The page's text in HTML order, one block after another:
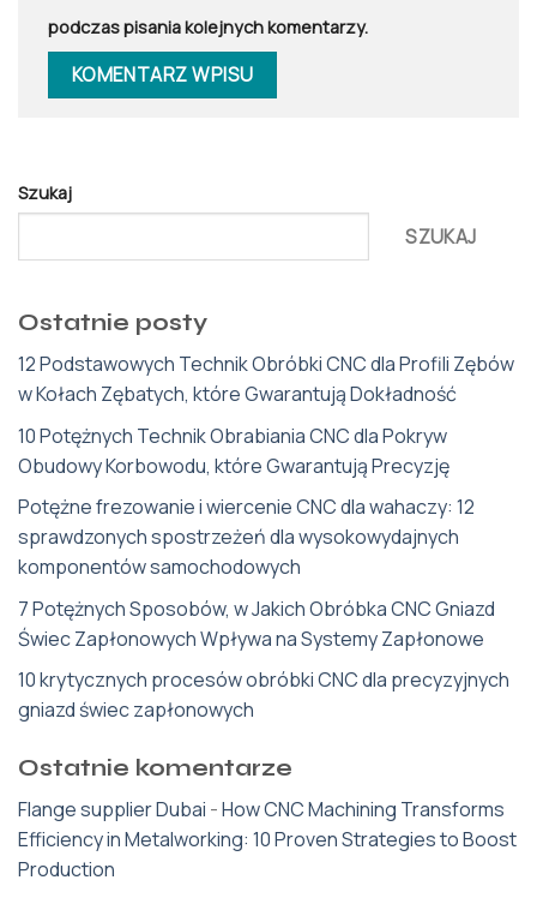
podczas pisania kolejnych komentarzy.
Szukaj
SZUKAJ
Ostatnie posty
12 Podstawowych Technik Obróbki CNC dla Profili Zębów
w Kołach Zębatych, które Gwarantują Dokładność
10 Potężnych Technik Obrabiania CNC dla Pokryw
Obudowy Korbowodu, które Gwarantują Precyzję
Potężne frezowanie i wiercenie CNC dla wahaczy: 12
sprawdzonych spostrzeżeń dla wysokowydajnych
komponentów samochodowych
7 Potężnych Sposobów, w Jakich Obróbka CNC Gniazd
Świec Zapłonowych Wpływa na Systemy Zapłonowe
10 krytycznych procesów obróbki CNC dla precyzyjnych
gniazd świec zapłonowych
Ostatnie komentarze
Flange supplier Dubai -How CNC Machining Transforms
Efficiency in Metalworking: 10 Proven Strategies to Boost
Production